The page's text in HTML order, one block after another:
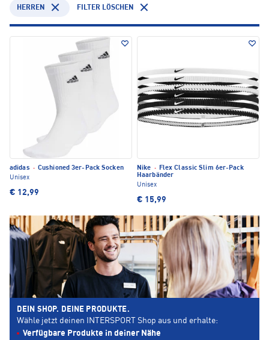
HERREN FILTER LÖSCHEN
adidas · Cushioned 3er-Pack Socken
Unisex
€ 12,99
Nike ·
Flex Classic Slim 6er-Pack
Haarbänder
Unisex
€ 15,99
DEIN SHOP. DEINE PRODUKTE.
Wähle jetzt deinen INTERSPORT Shop aus und erhalte:
Verfügbare Produkte in deiner Nähe